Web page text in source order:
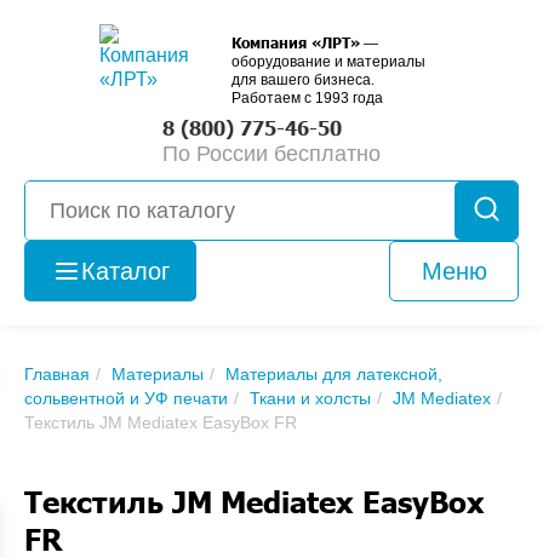
Компания «ЛРТ» —
оборудование и материалы
для вашего бизнеса.
Работаем с 1993 года
8 (800) 775-46-50
По России бесплатно
Каталог Меню
Оборудование
б/у
Главная Материалы
Материалы для латексной,
сольвентной и УФ печати
Ткани и холсты
JM Mediatex
Текстиль JM Mediatex EasyBox FR
Текстиль JM Mediatex EasyBox
FR